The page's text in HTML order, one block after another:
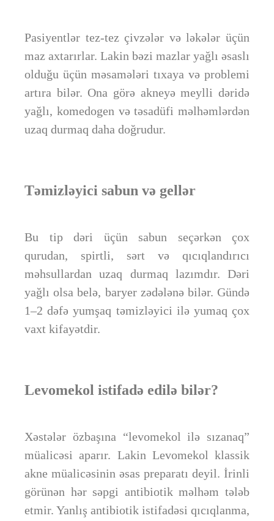
Pasiyentlər tez-tez çivzələr və ləkələr üçün
maz axtarırlar. Lakin bəzi mazlar yağlı əsaslı
olduğu üçün məsamələri tıxaya və problemi
artıra bilər. Ona görə akneyə meylli dəridə
yağlı, komedogen və təsadüfi məlhəmlərdən
uzaq durmaq daha doğrudur.
Təmizləyici sabun və gellər
Bu tip dəri üçün sabun seçərkən çox
qurudan, spirtli, sərt və qıcıqlandırıcı
məhsullardan uzaq durmaq lazımdır. Dəri
yağlı olsa belə, baryer zədələnə bilər. Gündə
1–2 dəfə yumşaq təmizləyici ilə yumaq çox
vaxt kifayətdir.
Levomekol istifadə edilə bilər?
Xəstələr özbaşına “levomekol ilə sızanaq”
müalicəsi aparır. Lakin Levomekol klassik
akne müalicəsinin əsas preparatı deyil. İrinli
görünən hər səpgi antibiotik məlhəm tələb
etmir. Yanlış antibiotik istifadəsi qıcıqlanma,